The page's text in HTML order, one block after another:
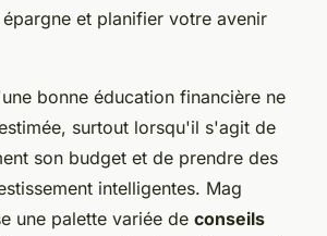
et planifier votre avenir
bonne éducation financière ne
surtout lorsqu'il s'agit de
son budget et de prendre des
intelligentes. Mag
une palette variée de conseils